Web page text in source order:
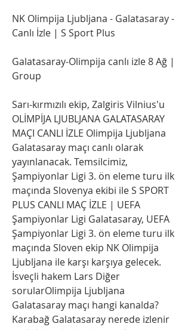
NK Olimpija Ljubljana - Galatasaray -
Canlı İzle | S Sport Plus
Galatasaray-Olimpija canlı izle 8 Ağ |
Group
Sarı-kırmızılı ekip, Zalgiris Vilnius'u
OLİMPİJA LJUBLJANA GALATASARAY
MAÇI CANLI İZLE Olimpija Ljubljana
Galatasaray maçı canlı olarak
yayınlanacak. Temsilcimiz,
Şampiyonlar Ligi 3. ön eleme turu ilk
maçında Slovenya ekibi ile S SPORT
PLUS CANLI MAÇ İZLE | UEFA
Şampiyonlar Ligi Galatasaray, UEFA
Şampiyonlar Ligi 3. ön eleme turu ilk
maçında Sloven ekip NK Olimpija
Ljubljana ile karşı karşıya gelecek.
İsveçli hakem Lars Diğer
sorularOlimpija Ljubljana
Galatasaray maçı hangi kanalda?
Karabağ Galatasaray nerede izlenir